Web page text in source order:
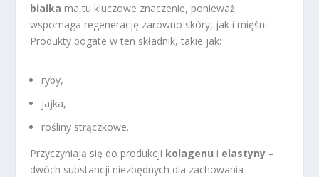
białka ma tu kluczowe znaczenie, ponieważ
wspomaga regenerację zarówno skóry, jak i mięśni.
Produkty bogate w ten składnik, takie jak:
ryby,
jajka,
rośliny strączkowe.
Przyczyniają się do produkcji kolagenu i elastyny –
dwóch substancji niezbędnych dla zachowania